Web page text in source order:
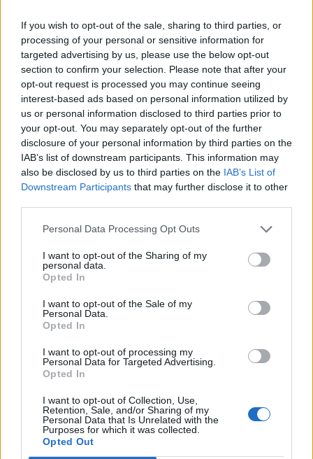
If you wish to opt-out of the sale, sharing to third parties, or
processing of your personal or sensitive information for
targeted advertising by us, please use the below opt-out
section to confirm your selection. Please note that after your
opt-out request is processed you may continue seeing
interest-based ads based on personal information utilized by
us or personal information disclosed to third parties prior to
your opt-out. You may separately opt-out of the further
disclosure of your personal information by third parties on the
IAB’s list of downstream participants. This information may
also be disclosed by us to third parties on the IAB’s List of
Downstream Participants that may further disclose it to other
Personal Data Processing Opt Outs
I want to opt-out of the Sharing of my
personal data.
Opted In
I want to opt-out of the Sale of my
Personal Data.
Opted In
I want to opt-out of processing my
Personal Data for Targeted Advertising.
Opted In
I want to opt-out of Collection, Use,
Retention, Sale, and/or Sharing of my
Personal Data that Is Unrelated with the
Purposes for which it was collected.
Opted Out
COVID 19 ΦΑΡΜΑΣΕΡΒ LILLY LILLY
ΘΕΡΑΠΕΙΑ ΚΛΙΝΙΚΗ ΕΡΕΥΝΑ
ΚΛΙΝΙΚΕΣ ΜΕΛΕΤΕΣ ΚΟΡΟΝΟΙΟΣ
ΠΕΡΙΣΣΟΤΕΡΑ ΣΤΗΝ ΙΔΙΑ ΚΑΤΗΓΟΡΙΑ
αχρησιμοποίητα κουτιά πετιούνται
στην Ελλάδα
παθήσεις: Ανέβηκαν οι ταχύτητες
στη Διαπραγμάτευση
04 Ιουνίου 2020